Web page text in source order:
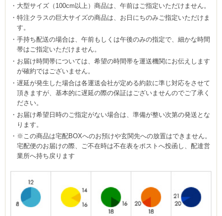
大型サイズ（100cm以上）商品は、午前はご指定いただけません。
特注クラスの巨大サイズの商品は、お日にちのみご指定いただけま
す。
手持ち配送の場合は、午前もしくは午後のみの指定で、細かな時間
帯はご指定いただけません。
お届け時間帯については、希望の時間帯を運送機関にお伝えします
が確約ではございません。
遅延が発生した場合は各運送会社が定める約款に準じ対応をさせて
頂きますが、基本的に遅延の際の保証はございませんのでご了承く
ださい。
お届け希望日時のご指定がない場合は、準備が整い次第の発送とな
ります。
※この商品は宅配BOXへのお預けや玄関先への放置はできません。
宅配便のお届けの際、ご不在時は不在表をポストへ投函し、配達営
業所へ持ち戻ります